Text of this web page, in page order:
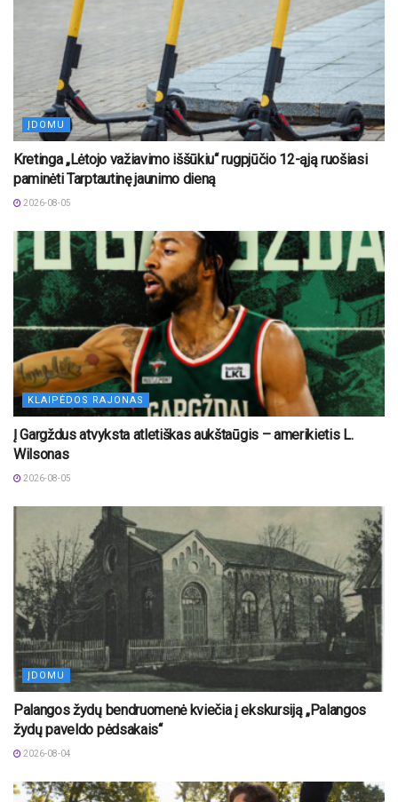
ĮDOMU
Kretinga „Lėtojo važiavimo iššūkiu“ rugpjūčio 12-ąją ruošiasi
paminėti Tarptautinę jaunimo dieną
2026-08-05
KLAIPĖDOS RAJONAS
Į Gargždus atvyksta atletiškas aukštaūgis – amerikietis L.
Wilsonas
2026-08-05
ĮDOMU
Palangos žydų bendruomenė kviečia į ekskursiją „Palangos
žydų paveldo pėdsakais“
2026-08-04